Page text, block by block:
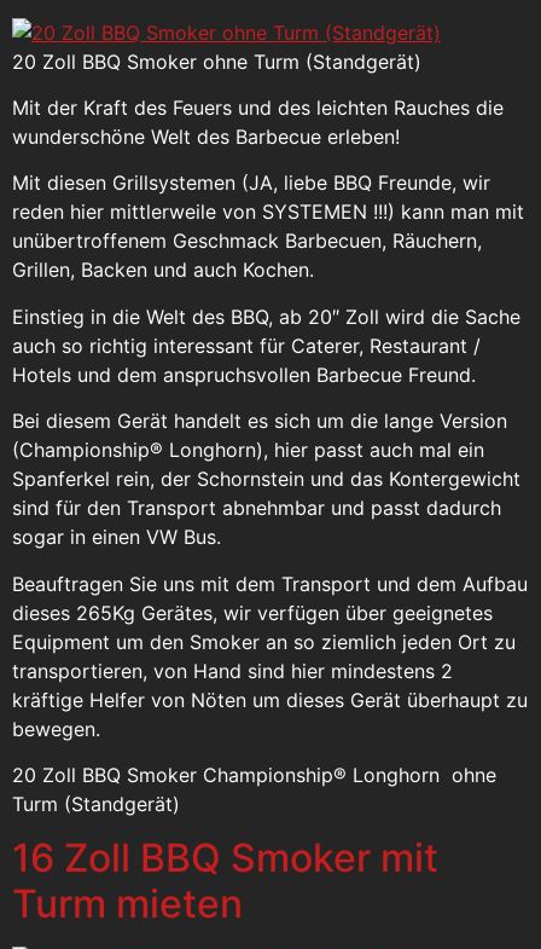
20 Zoll BBQ Smoker ohne Turm (Standgerät)
Mit der Kraft des Feuers und des leichten Rauches die
wunderschöne Welt des Barbecue erleben!
Mit diesen Grillsystemen (JA, liebe BBQ Freunde, wir
reden hier mittlerweile von SYSTEMEN !!!) kann man mit
unübertroffenem Geschmack Barbecuen, Räuchern,
Grillen, Backen und auch Kochen.
Einstieg in die Welt des BBQ, ab 20″ Zoll wird die Sache
auch so richtig interessant für Caterer, Restaurant /
Hotels und dem anspruchsvollen Barbecue Freund.
Bei diesem Gerät handelt es sich um die lange Version
(Championship® Longhorn), hier passt auch mal ein
Spanferkel rein, der Schornstein und das Kontergewicht
sind für den Transport abnehmbar und passt dadurch
sogar in einen VW Bus.
Beauftragen Sie uns mit dem Transport und dem Aufbau
dieses 265Kg Gerätes, wir verfügen über geeignetes
Equipment um den Smoker an so ziemlich jeden Ort zu
transportieren, von Hand sind hier mindestens 2
kräftige Helfer von Nöten um dieses Gerät überhaupt zu
bewegen.
20 Zoll BBQ Smoker Championship® Longhorn ohne
Turm (Standgerät)
16 Zoll BBQ Smoker mit
Turm mieten